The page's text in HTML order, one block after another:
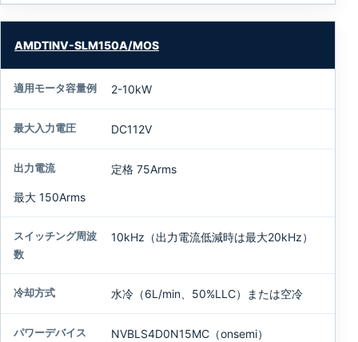
AMDTINV-SLM150A/MOS
2-10kW
DC112V
定格 75Arms
最大 150Arms
10kHz（出力電流低減時は最大20kHz）
水冷（6L/min、50%LLC）または空冷
NVBLS4D0N15MC（onsemi）